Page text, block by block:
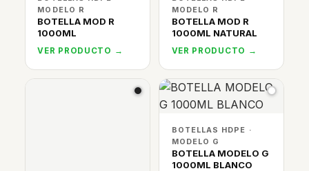
MODELO R
BOTELLA MOD R
1000ML
VER PRODUCTO →
MODELO R
BOTELLA MOD R
1000ML NATURAL
VER PRODUCTO →
BOTELLAS HDPE ·
MODELO G
BOTELLA MODELO G
1000ML BLANCO